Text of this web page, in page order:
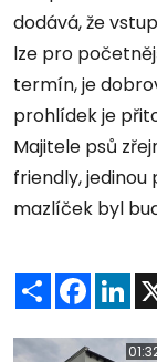
dodává, že
lze pro
termín, je
prohlídek je
Majitele psů
friendly,
mazlíček byl
Sdílet